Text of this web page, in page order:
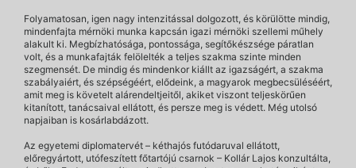
Folyamatosan, igen nagy intenzitással dolgozott, és körülötte mindig,
mindenfajta mérnöki munka kapcsán igazi mérnöki szellemi műhely
alakult ki. Megbízhatósága, pontossága, segítőkészsége páratlan
volt, és a munkafajták felölelték a teljes szakma szinte minden
szegmensét. De mindig és mindenkor kiállt az igazságért, a szakma
szabályaiért, és szépségéért, elődeink, a magyarok megbecsüléséért,
amit meg is követelt alárendeltjeitől, akiket viszont teljeskörűen
kitanított, tanácsaival ellátott, és persze meg is védett. Még utolsó
napjaiban is kosárlabdázott.
Az egyetemi diplomatervét – kéthajós futódaruval ellátott,
előregyártott, utófeszített főtartójú csarnok – Kollár Lajos konzultálta,